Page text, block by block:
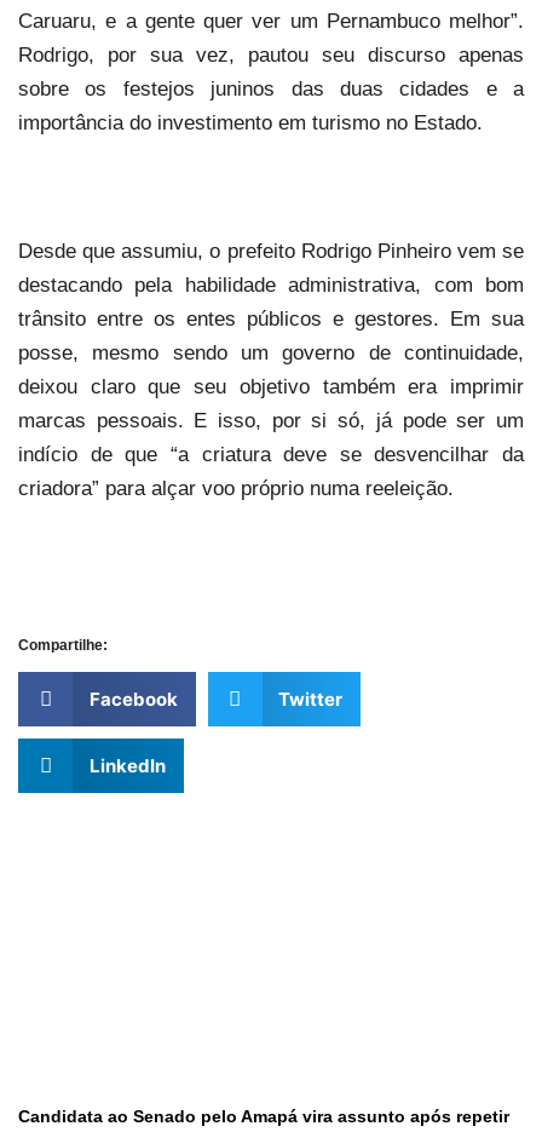
Caruaru, e a gente quer ver um Pernambuco melhor”.
Rodrigo, por sua vez, pautou seu discurso apenas
sobre os festejos juninos das duas cidades e a
importância do investimento em turismo no Estado.
Desde que assumiu, o prefeito Rodrigo Pinheiro vem se
destacando pela habilidade administrativa, com bom
trânsito entre os entes públicos e gestores. Em sua
posse, mesmo sendo um governo de continuidade,
deixou claro que seu objetivo também era imprimir
marcas pessoais. E isso, por si só, já pode ser um
indício de que “a criatura deve se desvencilhar da
criadora” para alçar voo próprio numa reeleição.
Compartilhe:
Facebook Twitter
LinkedIn
Candidata ao Senado pelo Amapá vira assunto após repetir